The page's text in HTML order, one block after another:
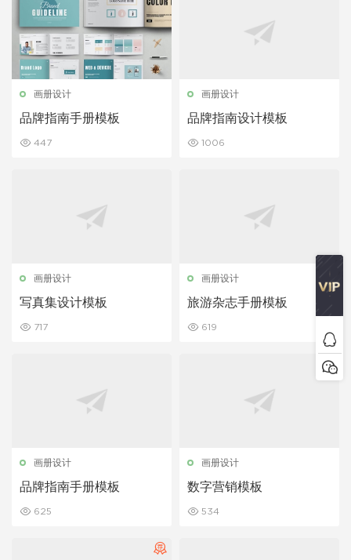
画册设计
品牌指南手册模板
447
画册设计
品牌指南设计模板
1006
画册设计
写真集设计模板
717
画册设计
旅游杂志手册模板
619
画册设计
品牌指南手册模板
625
画册设计
数字营销模板
534